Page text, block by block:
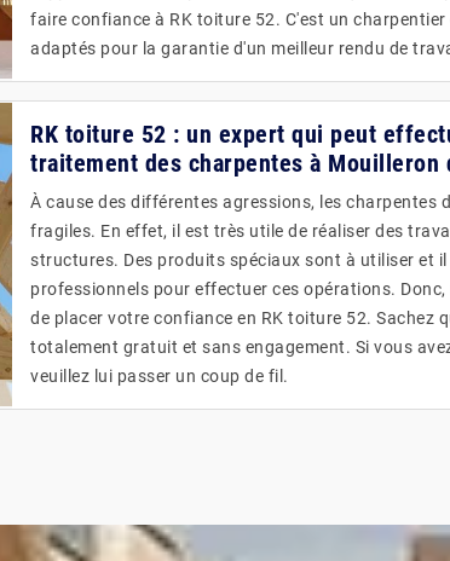
faire confiance à RK toiture 52. C'est un
adaptés pour la garantie d'un meilleur rendu de
RK toiture 52 : un expert qui peut
traitement des charpentes à Mouilleron
À cause des différentes agressions, les charpentes
fragiles. En effet, il est très utile de réaliser des
structures. Des produits spéciaux sont à utiliser et
professionnels pour effectuer ces opérations.
de placer votre confiance en RK toiture 52. Sachez
totalement gratuit et sans engagement. Si vous
veuillez lui passer un coup de fil.